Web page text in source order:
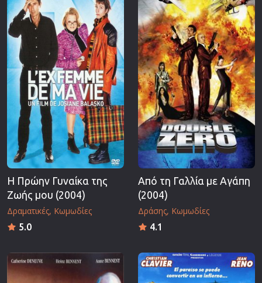
Η Πρώην Γυναίκα της
Ζωής μου (2004)
Δραματικές Κωμωδίες
5.0
Από τη Γαλλία με Αγάπη
(2004)
Δράσης Κωμωδίες
4.1